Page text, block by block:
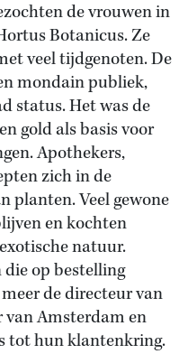
de vrouwen in
Botanicus. Ze
veel tijdgenoten. De
mondain publiek,
status. Het was de
gold als basis voor
Apothekers,
zich in de
planten. Veel gewone
en kochten
natuur.
op bestelling
de directeur van
van Amsterdam en
tot hun klantenkring.